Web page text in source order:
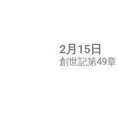
2月15日
創世記第49章